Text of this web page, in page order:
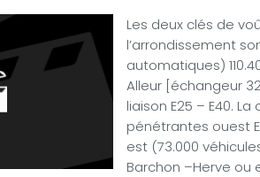
Les deux clés de
l’arrondissement
automatiques)
Alleur [échangeur
liaison E25 – E40.
pénétrantes ouest
est (73.000
Barchon –Herve ou